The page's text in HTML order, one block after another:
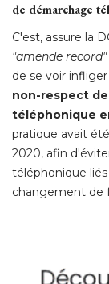
de démarchage
C'est, assure la
"amende record"
de se voir infliger
non-respect
téléphonique
pratique avait
2020, afin
téléphonique
changement de